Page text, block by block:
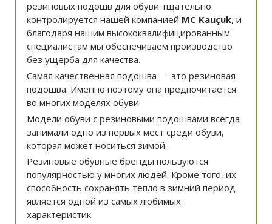
резиновых подошв для обуви тщательно
контролируется нашей компанией MC Kauçuk, и
благодаря нашим высококвалифицированным
специалистам мы обеспечиваем производство
без ущерба для качества.
Самая качественная подошва — это резиновая
подошва. Именно поэтому она предпочитается
во многих моделях обуви.
Модели обуви с резиновыми подошвами всегда
занимали одно из первых мест среди обуви,
которая может носиться зимой.
Резиновые обувные бренды пользуются
популярностью у многих людей. Кроме того, их
способность сохранять тепло в зимний период
является одной из самых любимых
характеристик.